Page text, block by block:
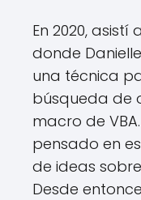
En 2020, asistí
donde
una técnica
búsqueda de
macro de
pensado en
de ideas
Desde